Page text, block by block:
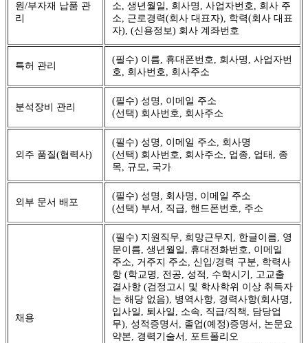
원/부자재 납품 관
리
소, 생년월일, 회사명, 사업자번호, 회사 주
소, 근로경력(회사 대표자), 학력(회사 대표
자), (신용정보) 회사 계좌번호
특허 관리
(필수) 이름, 휴대폰번호, 회사명, 사업자번
호, 회사번호, 회사주소
분석장비 관리
(필수) 성명, 이메일 주소
(선택) 회사번호, 회사주소
외주 품질(협력사)
(필수) 성명, 이메일 주소, 회사명
(선택) 회사번호, 회사주소, 업종, 업태, 종
목, 규모, 국가
외부 문서 배포
(필수) 성명, 회사명, 이메일 주소
(선택) 부서, 직급, 핸드폰번호, 주소
채용
(필수) 지원직무, 희망근무지, 한글이름, 영
문이름, 생년월일, 휴대전화번호, 이메일
주소, 거주지 주소, 신입/경력 구분, 학력사
항 (학교명, 전공, 성적, 수학시기, 고교출
결사항 (검정고시 및 학사학위 이상 취득자
는 해당 없음), 병역사항, 경력사항(회사명,
입사일, 퇴사일, 소속, 직급/직책, 담당업
무), 성적증명서, 졸업(예정)증명서, 논문요
약본, 경력기술서, 포트폴리오